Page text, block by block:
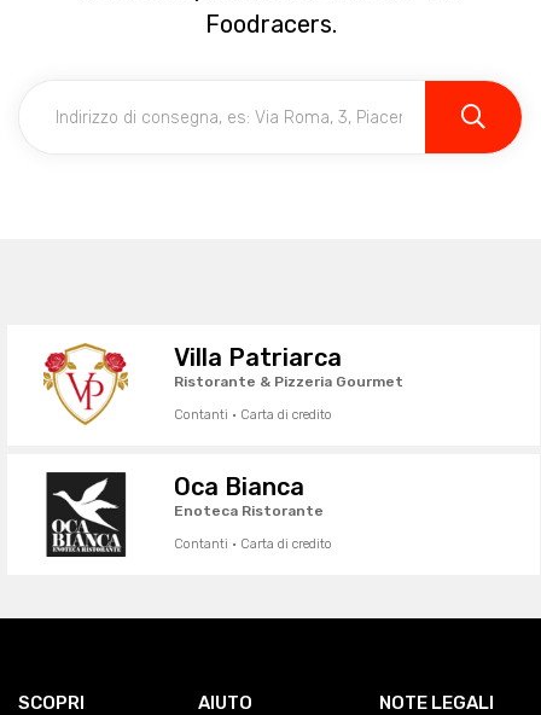
Foodracers.
Villa Patriarca
Ristorante & Pizzeria Gourmet
Contanti · Carta di credito
Oca Bianca
Enoteca Ristorante
Contanti · Carta di credito
SCOPRI AIUTO NOTE LEGALI